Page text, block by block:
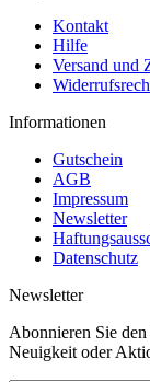
Kontakt
Hilfe
Versand und
Informationen
Gutschein
AGB
Impressum
Newsletter
Datenschutz
Newsletter
Abonnieren Sie
Neuigkeit oder